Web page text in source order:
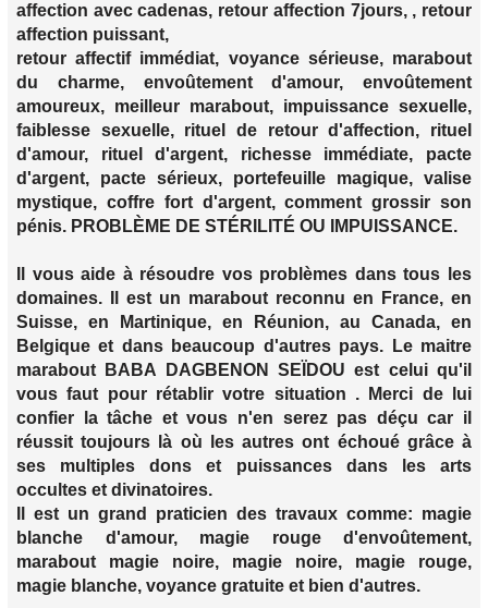
affection avec cadenas, retour affection 7jours, , retour
affection puissant,
retour affectif immédiat, voyance sérieuse, marabout
du charme, envoûtement d'amour, envoûtement
amoureux, meilleur marabout, impuissance sexuelle,
faiblesse sexuelle, rituel de retour d'affection, rituel
d'amour, rituel d'argent, richesse immédiate, pacte
d'argent, pacte sérieux, portefeuille magique, valise
mystique, coffre fort d'argent, comment grossir son
pénis. PROBLÈME DE STÉRILITÉ OU IMPUISSANCE.
Il vous aide à résoudre vos problèmes dans tous les
domaines. Il est un marabout reconnu en France, en
Suisse, en Martinique, en Réunion, au Canada, en
Belgique et dans beaucoup d'autres pays. Le maitre
marabout BABA DAGBENON SEÏDOU est celui qu'il
vous faut pour rétablir votre situation . Merci de lui
confier la tâche et vous n'en serez pas déçu car il
réussit toujours là où les autres ont échoué grâce à
ses multiples dons et puissances dans les arts
occultes et divinatoires.
Il est un grand praticien des travaux comme: magie
blanche d'amour, magie rouge d'envoûtement,
marabout magie noire, magie noire, magie rouge,
magie blanche, voyance gratuite et bien d'autres.